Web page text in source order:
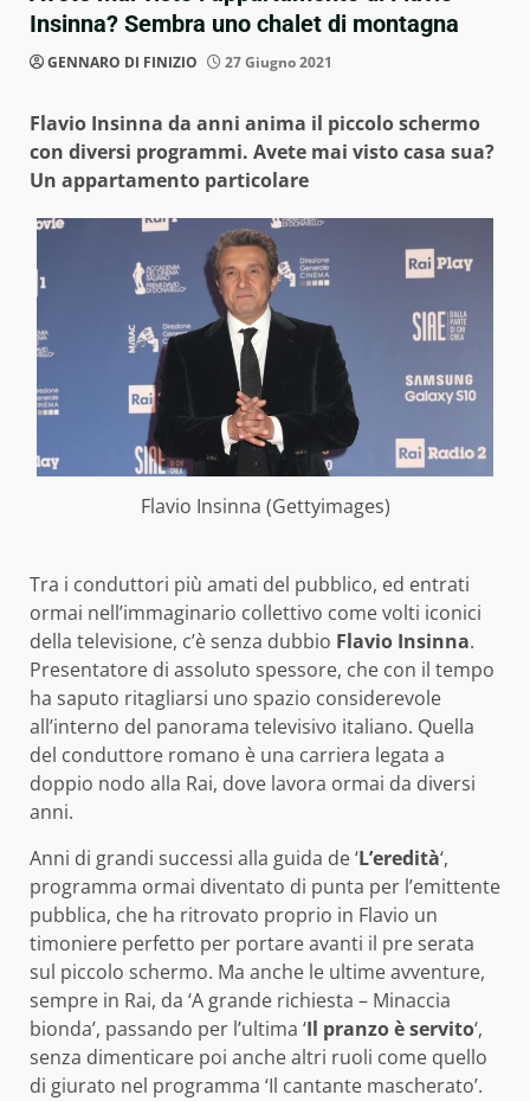
Insinna? Sembra uno chalet di montagna
GENNARO DI FINIZIO 27 Giugno 2021
Flavio Insinna da anni anima il piccolo schermo
con diversi programmi. Avete mai visto casa sua?
Un appartamento particolare
Flavio Insinna (Gettyimages)
Tra i conduttori più amati del pubblico, ed entrati
ormai nell’immaginario collettivo come volti iconici
della televisione, c’è senza dubbio Flavio Insinna.
Presentatore di assoluto spessore, che con il tempo
ha saputo ritagliarsi uno spazio considerevole
all’interno del panorama televisivo italiano. Quella
del conduttore romano è una carriera legata a
doppio nodo alla Rai, dove lavora ormai da diversi
anni.
Anni di grandi successi alla guida de ‘L’eredità‘,
programma ormai diventato di punta per l’emittente
pubblica, che ha ritrovato proprio in Flavio un
timoniere perfetto per portare avanti il pre serata
sul piccolo schermo. Ma anche le ultime avventure,
sempre in Rai, da ‘A grande richiesta – Minaccia
bionda’, passando per l’ultima ‘Il pranzo è servito‘,
senza dimenticare poi anche altri ruoli come quello
di giurato nel programma ‘Il cantante mascherato’.